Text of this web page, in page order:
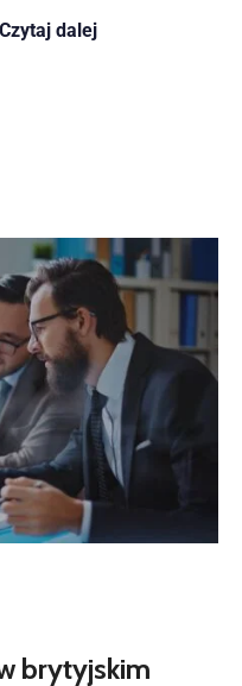
Czytaj dalej
brytyjskim